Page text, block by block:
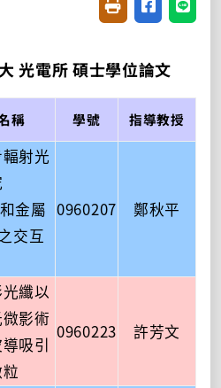
友善列印(開新視
分享至臉書
分享
光電所 碩士學位論文
稱 學號 指導教授
射光
金屬
交互
0960207 鄭秋平
纖以
影術
吸引
0960223 許芳文